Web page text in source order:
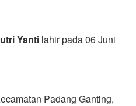
Yanti lahir pada 06 Juni
Padang Ganting,